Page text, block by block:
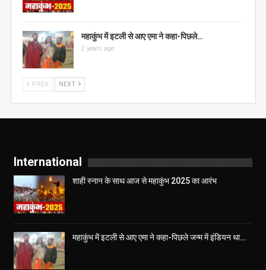
महाकुंभ में इटली से आए एमा ने कहा-पिछले…
2 years ago
PREV NEXT
International
शाही स्नान के साथ आज से महाकुंभ 2025 का आरंभ
महाकुंभ में इटली से आए एमा ने कहा-पिछले जन्म में इंडियन था…